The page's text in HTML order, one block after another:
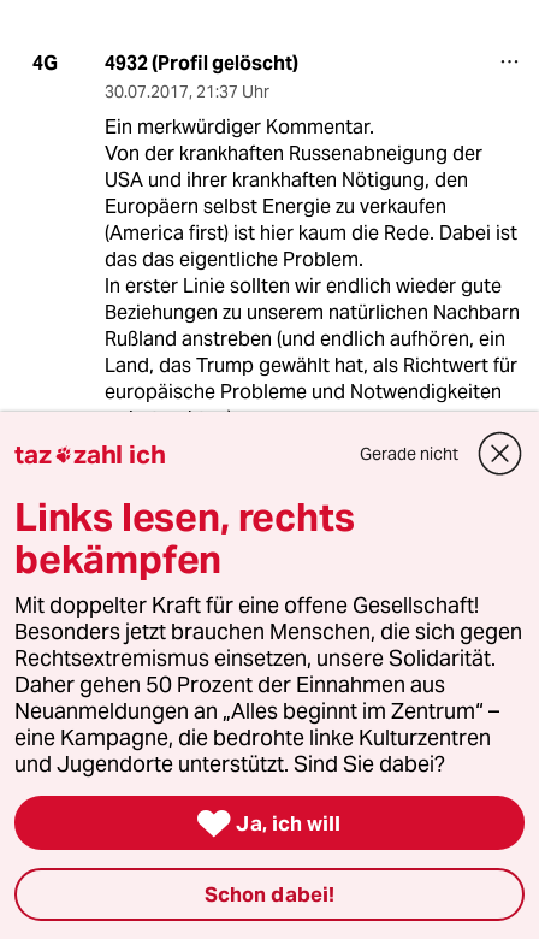
4G 4932 (Profil gelöscht)
30.07.2017, 21:37 Uhr
Ein merkwürdiger Kommentar.
Von der krankhaften Russenabneigung der
USA und ihrer krankhaften Nötigung, den
Europäern selbst Energie zu verkaufen
(America first) ist hier kaum die Rede. Dabei ist
das das eigentliche Problem.
In erster Linie sollten wir endlich wieder gute
Beziehungen zu unserem natürlichen Nachbarn
Rußland anstreben (und endlich aufhören, ein
Land, das Trump gewählt hat, als Richtwert für
europäische Probleme und Notwendigkeiten
zu betrachten).
W warum_denkt_keiner_nach?
31.07.2017
@4932 (Profil gelöscht):
Klingt zwar komisch. Aber T. ist bei
dem Thema die Stimme der
Vernunft...
M Martin_25
@warum_denkt_keiner_nach?:
Wo ist es Vernunft
umweltschädliches Frackinggas mit
hohem Energieaufwand zu
verflüssigen, über weite Strecken
taz zahl ich Gerade nicht
Links lesen, rechts
bekämpfen
Mit doppelter Kraft für eine offene Gesellschaft!
Besonders jetzt brauchen Menschen, die sich gegen
Rechtsextremismus einsetzen, unsere Solidarität.
Daher gehen 50 Prozent der Einnahmen aus
Neuanmeldungen an „Alles beginnt im Zentrum“ –
eine Kampagne, die bedrohte linke Kulturzentren
und Jugendorte unterstützt. Sind Sie dabei?
 Ja, ich will
Schon dabei!